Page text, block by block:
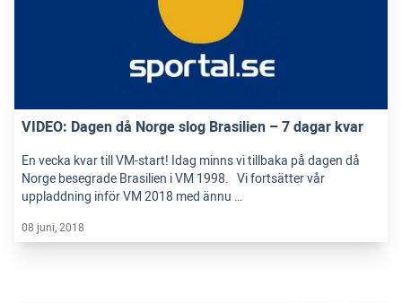
VIDEO: Dagen då Norge slog Brasilien – 7 dagar kvar
En vecka kvar till VM-start! Idag minns vi tillbaka på dagen då
Norge besegrade Brasilien i VM 1998. Vi fortsätter vår
uppladdning inför VM 2018 med ännu …
08 juni, 2018